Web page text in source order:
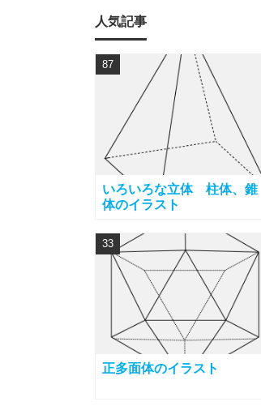
人気記事
いろいろな立体 柱体、錐
体のイラスト
87
正多面体のイラスト
33